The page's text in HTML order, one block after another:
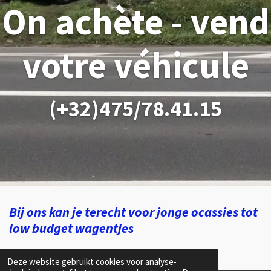
Deze website gebruikt cookies voor analyse-
On achète - vend
votre véhicule
(+32)475/78.41.15
Bij ons kan je terecht voor jonge ocassies tot
low budget wagentjes